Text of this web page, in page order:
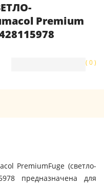
Premium
( 0 )
PremiumFuge (светло-
предназначена для